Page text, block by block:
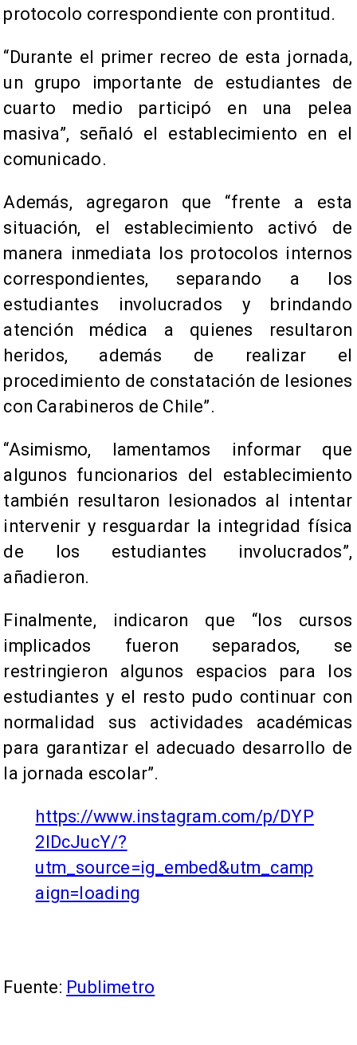
protocolo correspondiente con prontitud.
“Durante el primer recreo de esta jornada,
un grupo importante de estudiantes de
cuarto medio participó en una pelea
masiva”, señaló el establecimiento en el
comunicado.
Además, agregaron que “frente a esta
situación, el establecimiento activó de
manera inmediata los protocolos internos
correspondientes, separando a los
estudiantes involucrados y brindando
atención médica a quienes resultaron
heridos, además de realizar el
procedimiento de constatación de lesiones
con Carabineros de Chile”.
“Asimismo, lamentamos informar que
algunos funcionarios del establecimiento
también resultaron lesionados al intentar
intervenir y resguardar la integridad física
de los estudiantes involucrados”,
añadieron.
Finalmente, indicaron que “los cursos
implicados fueron separados, se
restringieron algunos espacios para los
estudiantes y el resto pudo continuar con
normalidad sus actividades académicas
para garantizar el adecuado desarrollo de
la jornada escolar”.
https://www.instagram.com/p/DYP
2lDcJucY/?
utm_source=ig_embed&utm_camp
aign=loading
Fuente: Publimetro